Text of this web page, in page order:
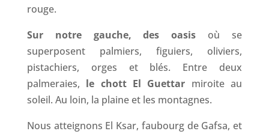
rouge.
Sur notre gauche, des oasis où se
superposent palmiers, figuiers, oliviers,
pistachiers, orges et blés. Entre deux
palmeraies, le chott El Guettar miroite au
soleil. Au loin, la plaine et les montagnes.
Nous atteignons El Ksar, faubourg de Gafsa, et